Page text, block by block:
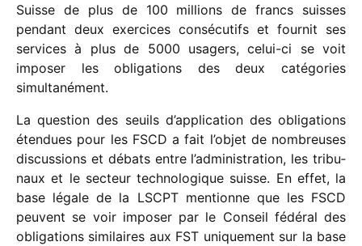
Suisse de plus de 100 millions de francs suisses
pendant deux exer­cices consé­cu­tifs et four­nit ses
services à plus de 5000 usagers, celui-ci se voit
impo­ser les obli­ga­tions des deux caté­go­ries
simultanément.
La ques­tion des seuils d’application des obli­ga­tions
éten­dues pour les FSCD a fait l’objet de nombreuses
discus­sions et débats entre l’administration, les tribu­
naux et le secteur tech­no­lo­gique suisse. En effet, la
base légale de la LSCPT mentionne que les FSCD
peuvent se voir impo­ser par le Conseil fédé­ral des
obli­ga­tions simi­laires aux FST unique­ment sur la base